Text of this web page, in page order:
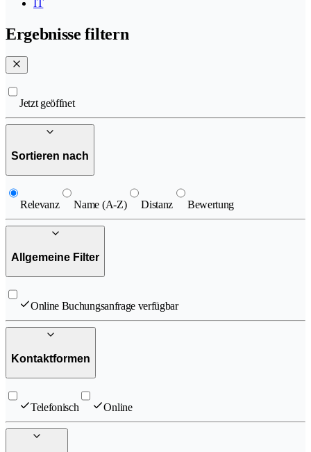
IT
Ergebnisse filtern
Jetzt geöffnet
Sortieren nach
Relevanz Name (A-Z) Distanz Bewertung
Allgemeine Filter
Online Buchungsanfrage verfügbar
Kontaktformen
Telefonisch Online